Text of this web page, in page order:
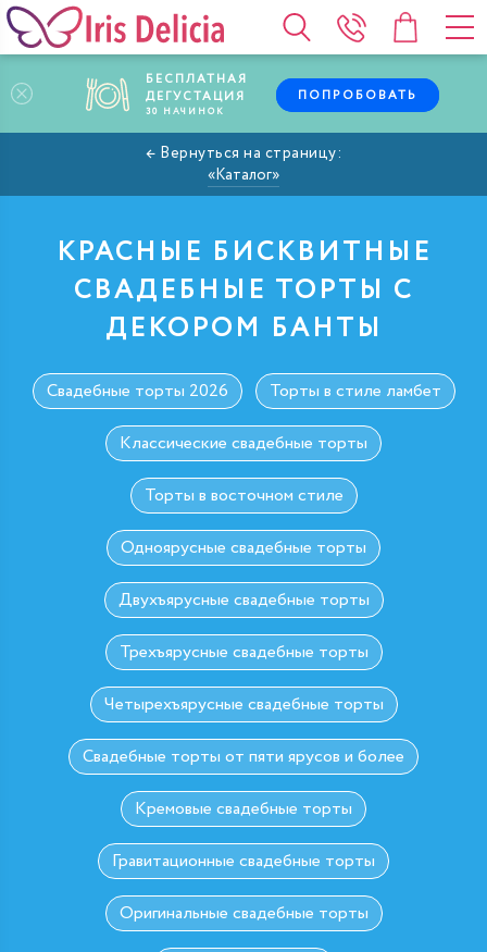
БЕСПЛАТНАЯ
ДЕГУСТАЦИЯ
30 НАЧИНОК
ПОПРОБОВАТЬ
Каталог
КРАСНЫЕ БИСКВИТНЫЕ
СВАДЕБНЫЕ ТОРТЫ С
ДЕКОРОМ БАНТЫ
Свадебные торты 2026 Торты в стиле ламбет
Классические свадебные торты
Торты в восточном стиле
Одноярусные свадебные торты
Двухъярусные свадебные торты
Трехъярусные свадебные торты
Четырехъярусные свадебные торты
Свадебные торты от пяти ярусов и более
Кремовые свадебные торты
Гравитационные свадебные торты
Оригинальные свадебные торты